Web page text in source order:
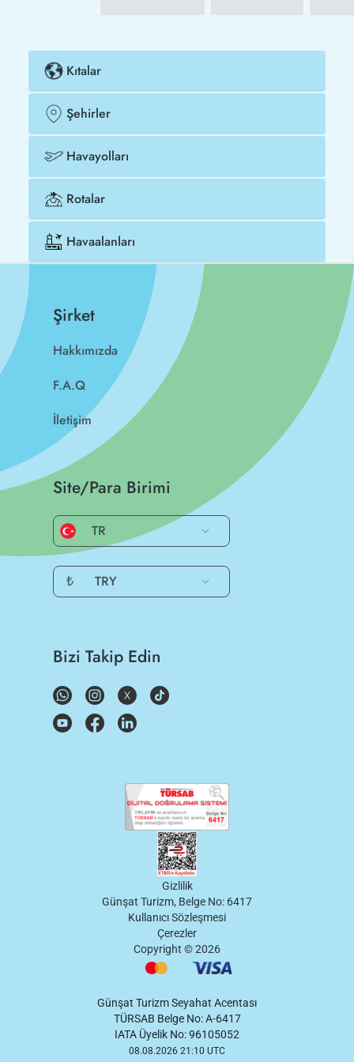
Kıtalar
Şehirler
Havayolları
Rotalar
Havaalanları
Şirket
Hakkımızda
F.A.Q
İletişim
Site/Para Birimi
TR
₺ TRY
Bizi Takip Edin
Gizlilik
Günşat Turizm, Belge No: 6417
Kullanıcı Sözleşmesi
Çerezler
Copyright ©2026
Günşat Turizm Seyahat Acentası
TÜRSAB Belge No: A-6417
IATA Üyelik No: 96105052
08.08.2026 21:10 UTC